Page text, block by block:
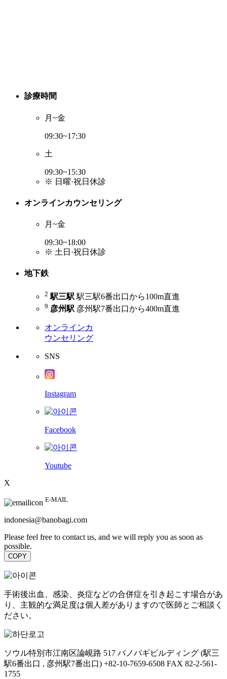
診療時間
月~金
09:30~17:30
土
09:30~15:30
※ 日曜·祝日休診
オンラインカウンセリング
月~金
09:30~18:00
※ 土日·祝日休診
地下鉄
2 駅三駅 駅三駅6番出口から100m直進
9 彦州駅 彦州駅7番出口から400m直進
オンラインカ
ウンセリング
SNS
Instagram
Facebook
Youtube
X
E-MAIL
indonesia@banobagi.com
Please feel free to contact us, and we will reply you as soon as
possible.
COPY
手術後出血、感染、炎症などの合併症を引き起こす場合があ
り、主観的な満足度は個人差がありますので医師とご相談く
ださい。
ソウル特別市江南区論峴路 517 バノバギビルディング (駅三
駅6番出口 , 彦州駅7番出口) +82-10-7659-6508 FAX 82-2-561-
1755